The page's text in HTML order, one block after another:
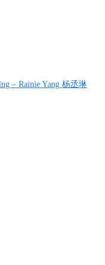
– Rainie Yang 杨丞琳